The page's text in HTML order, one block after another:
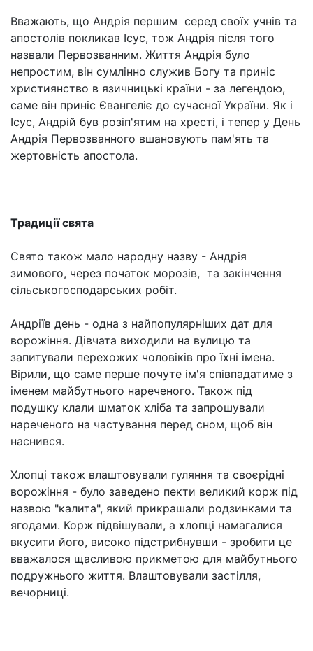
Вважають, що Андрія першим серед своїх учнів та
апостолів покликав Ісус, тож Андрія після того
назвали Первозванним. Життя Андрія було
непростим, він сумлінно служив Богу та приніс
християнство в язичницькі країни - за легендою,
саме він приніс Євангеліє до сучасної України. Як і
Ісус, Андрій був розіп'ятим на хресті, і тепер у День
Андрія Первозванного вшановують пам'ять та
жертовність апостола.
Традиції свята
Свято також мало народну назву - Андрія
зимового, через початок морозів, та закінчення
сільськогосподарських робіт.
Андріїв день - одна з найпопулярніших дат для
ворожіння. Дівчата виходили на вулицю та
запитували перехожих чоловіків про їхні імена.
Вірили, що саме перше почуте ім'я співпадатиме з
іменем майбутнього нареченого. Також під
подушку клали шматок хліба та запрошували
нареченого на частування перед сном, щоб він
наснився.
Хлопці також влаштовували гуляння та своєрідні
ворожіння - було заведено пекти великий корж під
назвою "калита", який прикрашали родзинками та
ягодами. Корж підвішували, а хлопці намагалися
вкусити його, високо підстрибнувши - зробити це
вважалося щасливою прикметою для майбутнього
подружнього життя. Влаштовували застілля,
вечорниці.